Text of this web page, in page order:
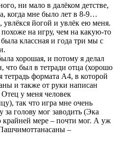
ни мало в далёком детстве,
когда мне было лет в 8-9…
, увлёкся йогой и увлёк ею меня.
на игру, чем на какую-то
классная и года три мы с
хорошая, и потому я делал
что был в тетради отца (хорошо
формата А4, в которой
и также от руки написан
у меня человек
так что игра мне очень
голову мог заводить (Эка
мере – почти мог. А уж
–